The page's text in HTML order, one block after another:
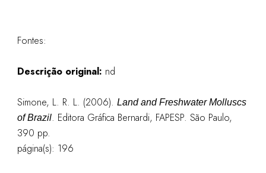
Fontes:
Descrição original: nd
Simone, L. R. L. (2006). Land and Freshwater Molluscs
of Brazil. Editora Gráfica Bernardi, FAPESP. São Paulo,
390 pp.
página(s): 196